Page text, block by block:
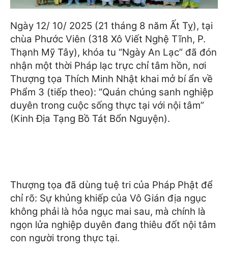
Ngày 12/ 10/ 2025 (21 tháng 8 năm Ất Tỵ), tại
chùa Phước Viên (318 Xô Viết Nghệ Tĩnh, P.
Thạnh Mỹ Tây), khóa tu “Ngày An Lạc” đã đón
nhận một thời Pháp lạc trực chỉ tâm hồn, nơi
Thượng tọa Thích Minh Nhật khai mở bí ẩn về
Phẩm 3 (tiếp theo): “Quán chúng sanh nghiệp
duyên trong cuộc sống thực tại với nội tâm”
(Kinh Địa Tạng Bồ Tát Bổn Nguyện).
Thượng tọa đã dùng tuệ tri của Pháp Phật để
chỉ rõ: Sự khủng khiếp của Vô Gián địa ngục
không phải là hỏa ngục mai sau, mà chính là
ngọn lửa nghiệp duyên đang thiêu đốt nội tâm
con người trong thực tại.